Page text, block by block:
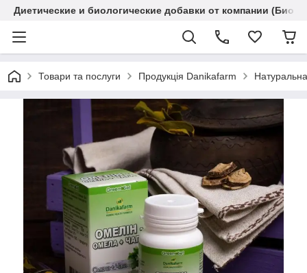
Диетические и биологические добавки от компании
Товари та послуги Продукція Danikafarm